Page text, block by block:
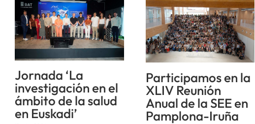
Jornada ‘La
investigación en el
ámbito de la salud
en Euskadi’
Participamos en la
XLIV Reunión
Anual de la SEE en
Pamplona-Iruña